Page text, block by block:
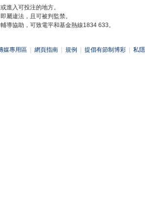
進入可投注的地方。
屬違法，且可被判監禁。
導協助，可致電平和基金熱線1834 633。
媒專用區 網頁指南 規例 提倡有節制博彩 私